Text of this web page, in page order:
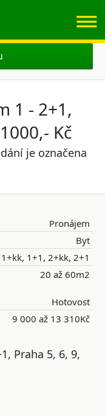
≡
1 - 2+1,
Kč
je označena
Pronájem
Byt
1+1, 2+kk, 2+1
20 až 60m2
Hotovost
9 000 až 13 310Kč
Praha 5, 6, 9,